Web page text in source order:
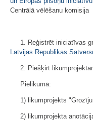
Centrālā vēlēšanu komisija
1. Reģistrēt iniciatīvas
Latvijas Republikas
2. Piešķirt
Pielikumā:
1) likumprojekts
2) likumprojekta